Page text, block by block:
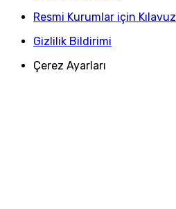
Resmi Kurumlar için Kılavuz
Gizlilik Bildirimi
Çerez Ayarları